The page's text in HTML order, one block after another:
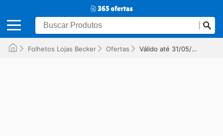
Folhetos Lojas Becker Ofertas Válido até 31/05/2026